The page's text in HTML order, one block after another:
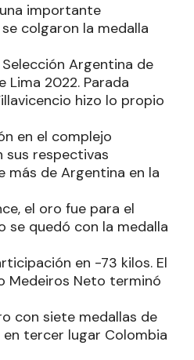
importante
colgaron la medalla
Argentina de
Lima 2022. Parada
hizo lo propio
en el complejo
sus respectivas
más de Argentina en la
el oro fue para el
se quedó con la medalla
en -73 kilos. El
Medeiros Neto terminó
con siete medallas de
tercer lugar Colombia